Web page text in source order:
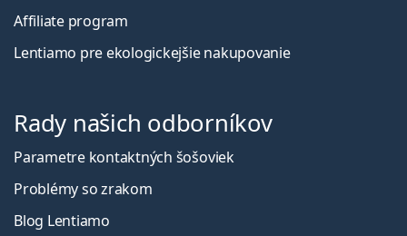
Affiliate program
Lentiamo pre ekologickejšie nakupovanie
Rady našich odborníkov
Parametre kontaktných šošoviek
Problémy so zrakom
Blog Lentiamo